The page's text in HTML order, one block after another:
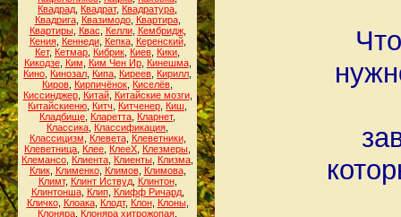
Квадрад Квадрат, Квадратура
Квадрига, Квазимодо, Квартира,
Квартиры, Квас Келли, Кембридж,
Кения, Кеннеди, Кепка, Керенский,
Кет, Кетмар Кибрик Киев Кики
Кикодзе, Ким Ким Чен Ир, Кинешма,
Кино Кинозал Кипа Киреев Кирилл
Киров Кирпичёнок Киселёв
Киссинджер, Китай, Китайские мозги,
Китайскиеню Китч Китченер Киш
Кладбище Кларетта Кларнет,
Классика Классификация
Классицизм
Клевета, Клеветники,
Клеветница Клее КлееХ Клезмеры
Клемансо Клиента Клиенты Клизма
Клик, Клименко, Климов, Климова,
Климт, Клинт Иствуд, Клинтон,
Клинтонша, Клип, Клифф Ричард,
Кличко, Клоака, Клодт, Клон, Клоны,
Клоняра Клоняра хитрожопая